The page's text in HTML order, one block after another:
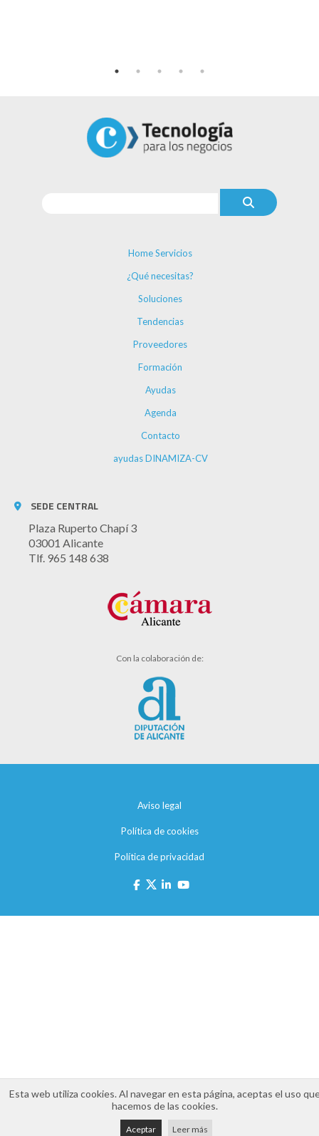
Home Servicios
¿Qué necesitas?
Soluciones
Tendencias
Proveedores
Formación
Ayudas
Agenda
Contacto
ayudas DINAMIZA-CV
SEDE CENTRAL
Plaza Ruperto Chapí 3
03001 Alicante
Tlf. 965 148 638
Con la colaboración de:
Aviso legal
Política de cookies
Política de privacidad
Esta web utiliza cookies. Al navegar en esta página, aceptas el uso
hacemos de las cookies.
Aceptar Leer más